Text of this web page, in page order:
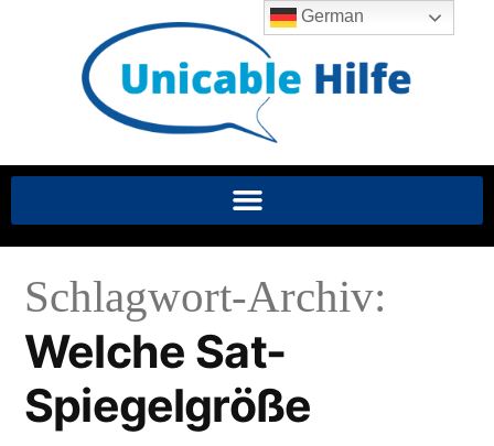
Schlagwort-Archiv:
Welche Sat-
Spiegelgröße
German